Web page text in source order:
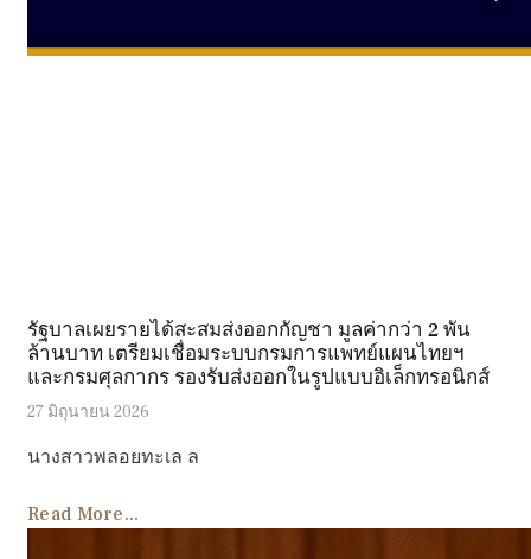
รัฐบาลเผยรายได้สะสมส่งออกกัญชา มูลค่ากว่า 2 พัน
ล้านบาท เตรียมเชื่อมระบบกรมการแพทย์แผนไทยฯ
และกรมศุลกากร รองรับส่งออกในรูปแบบอิเล็กทรอนิกส์
27 มิถุนายน 2026
นางสาวพลอยทะเล ล
Read More...